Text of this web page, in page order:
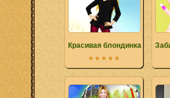
Красивая блондинка